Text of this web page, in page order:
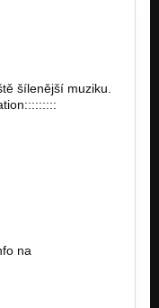
šílenější muziku.
na